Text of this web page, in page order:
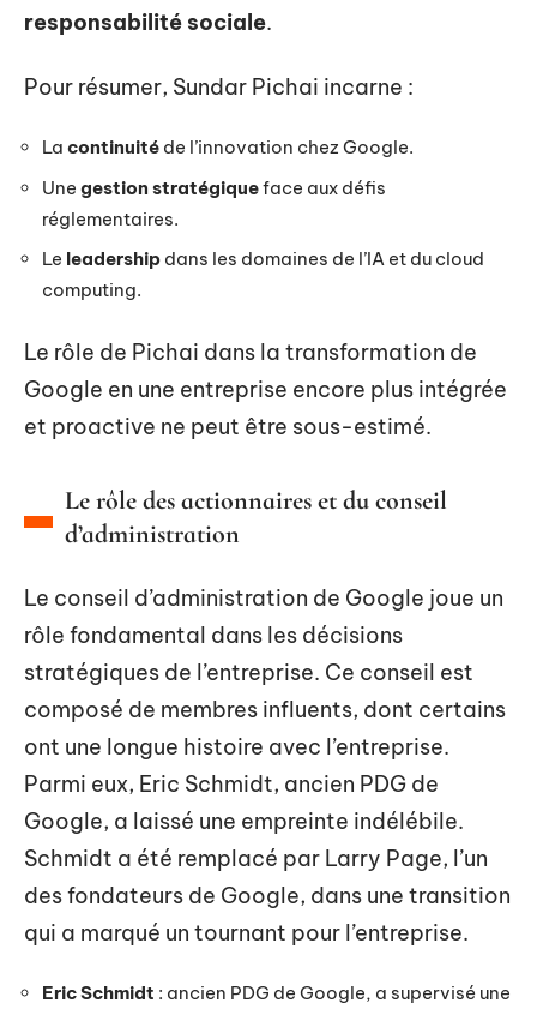
responsabilité sociale.
Pour résumer, Sundar Pichai incarne :
La continuité de l’innovation chez Google.
Une gestion stratégiqueface aux défis
réglementaires.
Le leadership dans les domaines de l’IA et du cloud
computing.
Le rôle de Pichai dans la transformation de
Google en une entreprise encore plus intégrée
et proactive ne peut être sous-estimé.
Le rôle des actionnaires et du conseil
d’administration
Le conseil d’administration de Google joue un
rôle fondamental dans les décisions
stratégiques de l’entreprise. Ce conseil est
composé de membres influents, dont certains
ont une longue histoire avec l’entreprise.
Parmi eux, Eric Schmidt, ancien PDG de
Google, a laissé une empreinte indélébile.
Schmidt a été remplacé par Larry Page, l’un
des fondateurs de Google, dans une transition
qui a marqué un tournant pour l’entreprise.
Eric Schmidt : ancien PDG de Google, a supervisé une